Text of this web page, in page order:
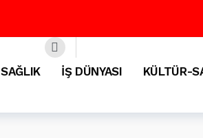
SAĞLIK İŞ DÜNYASI KÜLTÜR-